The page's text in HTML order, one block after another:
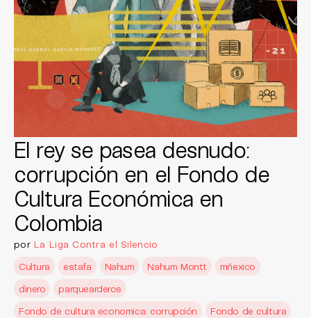
El rey se pasea desnudo:
corrupción en el Fondo de
Cultura Económica en
Colombia
por La Liga Contra el Silencio
Cultura
estafa Nahum Nahum Montt
mñexico
dinero
parquearderos
Fondo de cultura economica. corrupción
Fondo de cultura